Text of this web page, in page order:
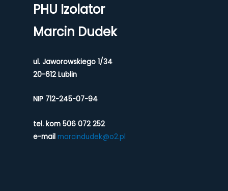
PHU Izolator
Marcin Dudek
ul. Jaworowskiego 1/34
20-612 Lublin
NIP 712-245-07-94
tel. kom 506 072 252
e-mail marcindudek@o2.pl